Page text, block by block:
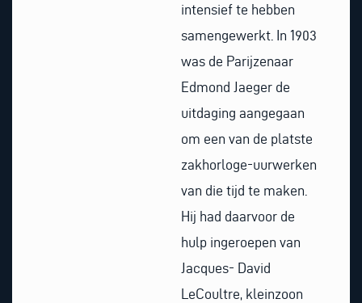
intensief te hebben
samengewerkt. In 1903
was de Parijzenaar
Edmond Jaeger de
uitdaging aangegaan
om een van de platste
zakhorloge-uurwerken
van die tijd te maken.
Hij had daarvoor de
hulp ingeroepen van
Jacques- David
LeCoultre, kleinzoon